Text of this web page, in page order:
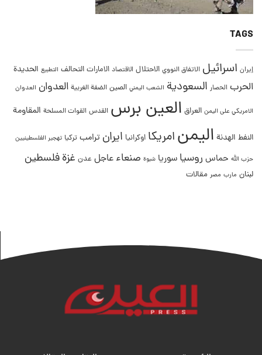
TAGS
إيران اسرائيل الاتفاق النووي الاحتلال الاقتصاد الامارات التحالف التطبيع الحديدة
الحرب الحصار السعودية الشعب اليمني الصين الضفة الغربية العدوان العدوان
الامريكي على اليمن العراق العين برس القدس القوات المسلحة المقاومة
النفط الهدنة اليمنامريكا اوكرانيا ايران ترامب تركيا تهجير الفلسطينيين
حزب الله حماس روسيا سوريا شبوة صنعاء عاجل عدن غزةفلسطين
لبنان مارب مصر مقالات